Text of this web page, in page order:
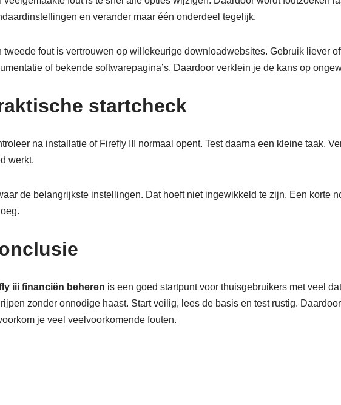
en verander maar één onderdeel tegelijk.
tweede fout is vertrouwen op willekeurige downloadwebsites. Gebruik liever
of bekende softwarepagina’s. Daardoor verklein je de kans op
startcheck
na installatie of Firefly III normaal opent. Test daarna een kleine taak.
werkt.
de belangrijkste instellingen. Dat hoeft niet ingewikkeld te zijn. Een korte
iii financiën beheren is een goed startpunt voor thuisgebruikers met veel
zonder onnodige haast. Start veilig, lees de basis en test rustig.
je veel veelvoorkomende fouten.